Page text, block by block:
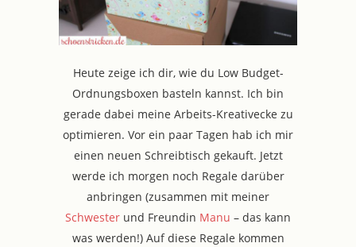
Heute zeige ich dir, wie du Low Budget-
Ordnungsboxen basteln kannst. Ich bin
gerade dabei meine Arbeits-Kreativecke zu
optimieren. Vor ein paar Tagen hab ich mir
einen neuen Schreibtisch gekauft. Jetzt
werde ich morgen noch Regale darüber
anbringen (zusammen mit meiner
Schwester und Freundin Manu – das kann
was werden!) Auf diese Regale kommen